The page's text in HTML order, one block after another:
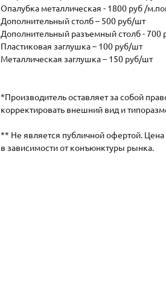
Опалубка металлическая - 1800 руб /
Дополнительный столб – 500 руб/шт
Дополнительный разъемный столб - 700
Пластиковая заглушка – 100 руб/шт
Металлическая заглушка – 150 руб/шт
*Производитель оставляет за собой
корректировать внешний вид и
** Не является публичной офертой.
в зависимости от конъюнктуры рынка.